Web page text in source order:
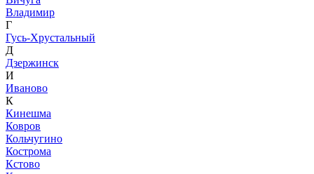
Владимир
Г
Гусь-Хрустальный
Д
Дзержинск
И
Иваново
К
Кинешма
Ковров
Кольчугино
Кострома
Кстово